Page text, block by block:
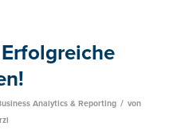
Analytics & Reporting / von